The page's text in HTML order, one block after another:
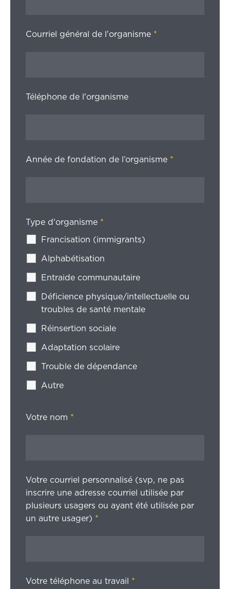
Courriel général de l'organisme *
Téléphone de l'organisme
Année de fondation de l’organisme *
Type d'organisme *
Francisation (immigrants)
Alphabétisation
Entraide communautaire
Déficience physique/intellectuelle ou
troubles de santé mentale
Réinsertion sociale
Adaptation scolaire
Trouble de dépendance
Autre
Votre nom *
Votre courriel personnalisé (svp, ne pas
inscrire une adresse courriel utilisée par
plusieurs usagers ou ayant été utilisée par
un autre usager) *
Votre téléphone au travail *